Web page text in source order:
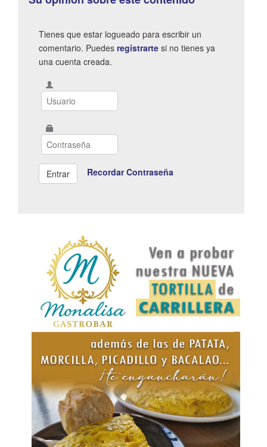
Tienes que estar logueado para escribir un
comentario. Puedes registrarte si no tienes ya
una cuenta creada.
Recordar Contraseña